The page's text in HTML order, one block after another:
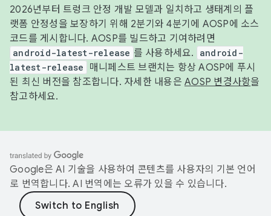
2026년부터 트렁크 안정 개발 모델과 일치하고 생태계의 플
랫폼 안정성을 보장하기 위해 2분기와 4분기에 AOSP에 소스
코드를 게시합니다. AOSP를 빌드하고 기여하려면
android-latest-release 를 사용하세요.
android-
latest-release
매니페스트 브랜치는 항상 AOSP에 푸시
된 최신 버전을 참조합니다. 자세한 내용은 AOSP 변경사항을
참고하세요.
Google은 AI 기술을 사용하여 콘텐츠를 사용자의 기본 언어
로 번역합니다. AI 번역에는 오류가 있을 수 있습니다.